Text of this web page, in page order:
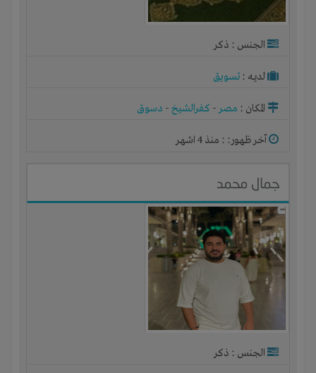
الجنس : ذكر
لديـه : تسويق
المكان : مصر- كفرالشيخ- دسوق
آخر ظهور: : منذ 4 اشهر
جمال محمد
الجنس : ذكر